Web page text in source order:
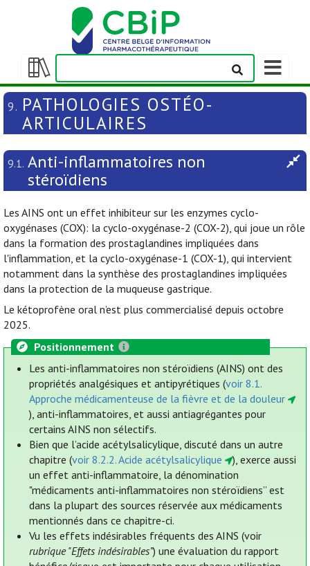
Afficher/masquer
la
table
des
Afficher/
la
barre
9. PATHOLOGIES OSTÉO-
ARTICULAIRES
9.1. Anti-inflammatoires non
stéroïdiens
Les AINS ont un effet inhibiteur sur les enzymes cyclo-
oxygénases (COX): la cyclo-oxygénase-2 (COX-2), qui joue un rôle
dans la formation des prostaglandines impliquées dans
l'inflammation, et la cyclo-oxygénase-1 (COX-1), qui intervient
notamment dans la synthèse des prostaglandines impliquées
dans la protection de la muqueuse gastrique.
Le kétoprofène oral n’est plus commercialisé depuis octobre
2025.
Positionnement
Les anti-inflammatoires non stéroïdiens (AINS) ont des
propriétés analgésiques et antipyrétiques (voir 8.1.
Approche médicamenteuse de la fièvre et de la douleur
), anti-inflammatoires, et aussi antiagrégantes pour
certains AINS non sélectifs.
Bien que l’acide acétylsalicylique, discuté dans un autre
chapitre (voir 8.2.2. Acide acétylsalicylique
), exerce aussi
un effet anti-inflammatoire, la dénomination
"médicaments anti-inflammatoires non stéroïdiens” est
dans la plupart des sources réservée aux médicaments
mentionnés dans ce chapitre-ci.
Vu les effets indésirables fréquents des AINS (voir
rubrique "Effets indésirables”) une évaluation du rapport